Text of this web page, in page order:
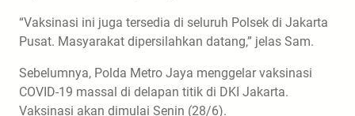
“Vaksinasi ini juga tersedia di seluruh Polsek di Jakarta
Pusat. Masyarakat dipersilahkan datang,” jelas Sam.
Sebelumnya, Polda Metro Jaya menggelar vaksinasi
COVID-19 massal di delapan titik di DKI Jakarta.
Vaksinasi akan dimulai Senin (28/6).